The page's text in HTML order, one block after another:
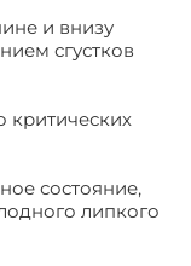
и внизу
сгустков
критических
состояние,
липкого